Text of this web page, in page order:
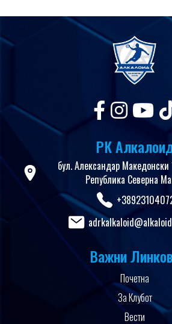
РК
бул. Александар Македонски
Република Северна
Важни
Почетна
За Клубот
Вести